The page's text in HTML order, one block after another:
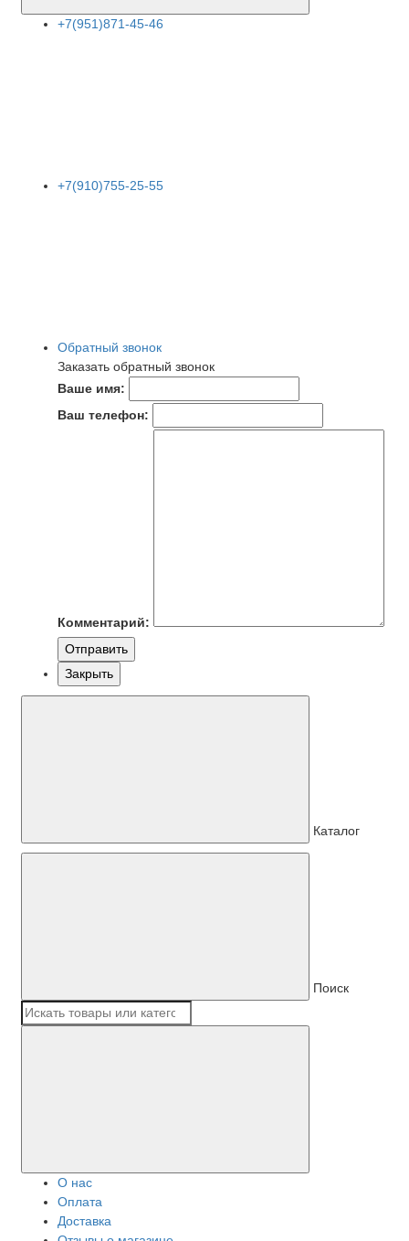
+7(951)871-45-46
+7(910)755-25-55
Обратный звонок
Заказать обратный звонок
Ваше имя:
Ваш телефон:
Комментарий:
Отправить
Закрыть
Каталог
Поиск
О нас
Оплата
Доставка